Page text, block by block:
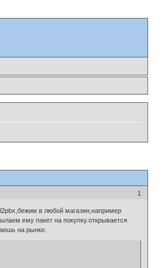
1
в любой магазин,например
ему пакет на покупку.открывается
на рынке.